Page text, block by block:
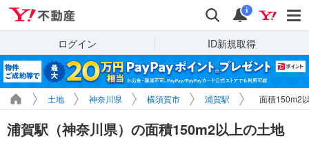
検索 通知
i
ログイン ID新規取得
土地 神奈川県 横須賀市 浦賀駅 面積150m2
浦賀駅（神奈川県）の面積150m2以上の土地